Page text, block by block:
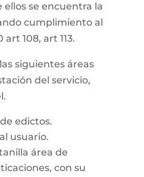
se encuentra la
cumplimiento al
108, art 113.
siguientes áreas
del servicio,
edictos.
usuario.
área de
con su